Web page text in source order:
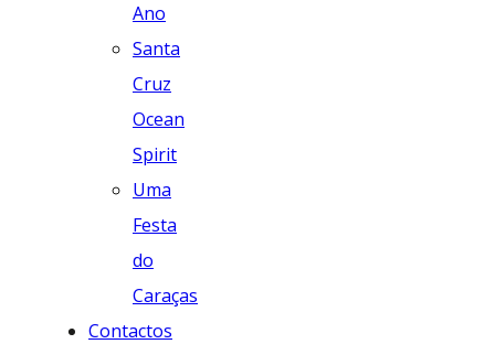
Ano
Santa
Cruz
Ocean
Spirit
Uma
Festa
do
Caraças
Contactos